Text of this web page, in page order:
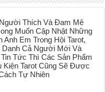
Thích Và Đam Mê
Muốn Cập Nhật Những
Em Trong Hội Tarot,
Danh Cả Người Mới Và
Tức Thì Các Sản Phẩm
Kiện Tarot Cũng Sẽ Được
Tự Nhiên